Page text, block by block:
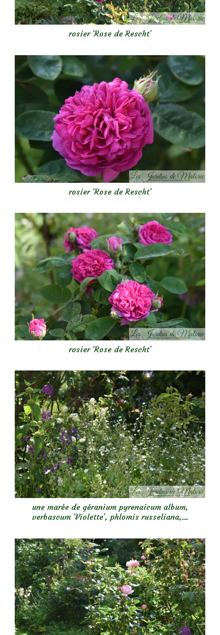
rosier ‘Rose de Rescht’
rosier ‘Rose de Rescht’
rosier ‘Rose de Rescht’
une marée de géranium pyrenaicum album,
verbascum ‘Violette’, phlomis russeliana,…